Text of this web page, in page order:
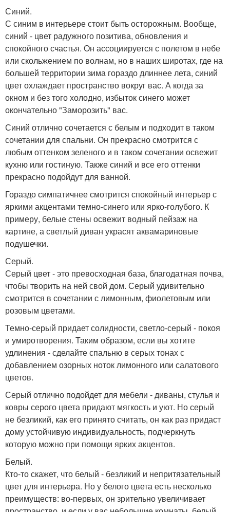
Синий.
С синим в интерьере стоит быть осторожным. Вообще,
синий - цвет радужного позитива, обновления и
спокойного счастья. Он ассоциируется с полетом в небе
или скольжением по волнам, но в наших широтах, где на
большей территории зима гораздо длиннее лета, синий
цвет охлаждает пространство вокруг вас. А когда за
окном и без того холодно, избыток синего может
окончательно "Заморозить" вас.
Синий отлично сочетается с белым и подходит в таком
сочетании для спальни. Он прекрасно смотрится с
любым оттенком зеленого и в таком сочетании освежит
кухню или гостиную. Также синий и все его оттенки
прекрасно подойдут для ванной.
Гораздо симпатичнее смотрится спокойный интерьер с
яркими акцентами темно-синего или ярко-голубого. К
примеру, белые стены освежит водный пейзаж на
картине, а светлый диван украсят аквамариновые
подушечки.
Серый.
Серый цвет - это превосходная база, благодатная почва,
чтобы творить на ней свой дом. Серый удивительно
смотрится в сочетании с лимонным, фиолетовым или
розовым цветами.
Темно-серый придает солидности, светло-серый - покоя
и умиротворения. Таким образом, если вы хотите
удлинения - сделайте спальню в серых тонах с
добавлением озорных ноток лимонного или салатового
цветов.
Серый отлично подойдет для мебели - диваны, стулья и
ковры серого цвета придают мягкость и уют. Но серый
не безликий, как его принято считать, он как раз придаст
дому устойчивую индивидуальность, подчеркнуть
которую можно при помощи ярких акцентов.
Белый.
Кто-то скажет, что белый - безликий и непритязательный
цвет для интерьера. Но у белого цвета есть несколько
преимуществ: во-первых, он зрительно увеличивает